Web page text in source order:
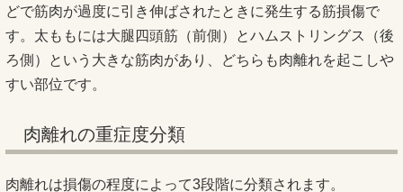
どで筋肉が過度に引き伸ばされたときに発生する筋損傷で
す。太ももには大腿四頭筋（前側）とハムストリングス（後
ろ側）という大きな筋肉があり、どちらも肉離れを起こしや
すい部位です。
肉離れの重症度分類
肉離れは損傷の程度によって3段階に分類されます。